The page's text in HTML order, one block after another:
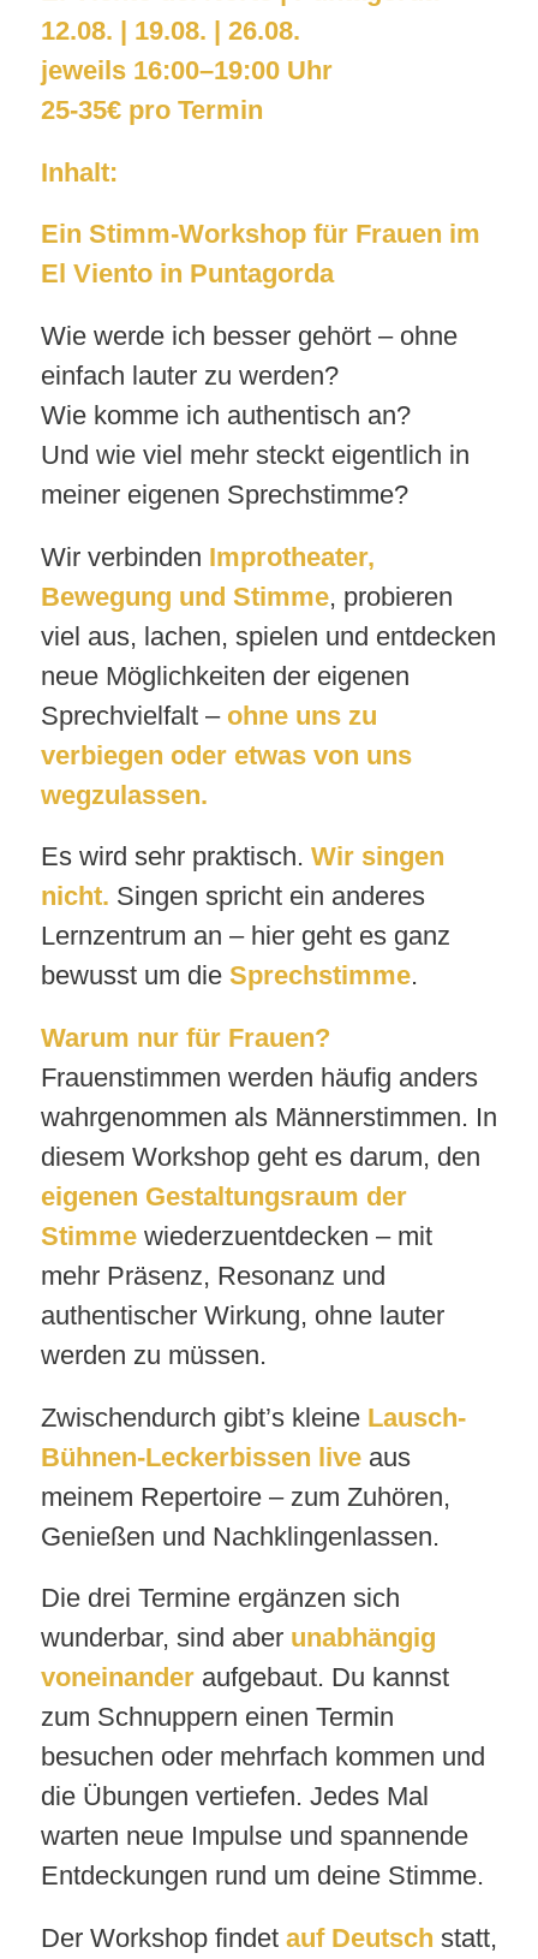
12.08. | 19.08. | 26.08.
jeweils 16:00–19:00 Uhr
25-35€ pro Termin
Inhalt:
Ein Stimm-Workshop für Frauen im
El Viento in Puntagorda
Wie werde ich besser gehört – ohne
einfach lauter zu werden?
Wie komme ich authentisch an?
Und wie viel mehr steckt eigentlich in
meiner eigenen Sprechstimme?
Wir verbinden Improtheater,
Bewegung und Stimme, probieren
viel aus, lachen, spielen und entdecken
neue Möglichkeiten der eigenen
Sprechvielfalt – ohne uns zu
verbiegen oder etwas von uns
wegzulassen.
Es wird sehr praktisch. Wir singen
nicht. Singen spricht ein anderes
Lernzentrum an – hier geht es ganz
bewusst um die Sprechstimme.
Warum nur für Frauen?
Frauenstimmen werden häufig anders
wahrgenommen als Männerstimmen. In
diesem Workshop geht es darum, den
eigenen Gestaltungsraum der
Stimmewiederzuentdecken – mit
mehr Präsenz, Resonanz und
authentischer Wirkung, ohne lauter
werden zu müssen.
Zwischendurch gibt’s kleine Lausch-
Bühnen-Leckerbissen liveaus
meinem Repertoire – zum Zuhören,
Genießen und Nachklingenlassen.
Die drei Termine ergänzen sich
wunderbar, sind aber unabhängig
voneinanderaufgebaut. Du kannst
zum Schnuppern einen Termin
besuchen oder mehrfach kommen und
die Übungen vertiefen. Jedes Mal
warten neue Impulse und spannende
Entdeckungen rund um deine Stimme.
Der Workshop findet auf Deutsch statt,